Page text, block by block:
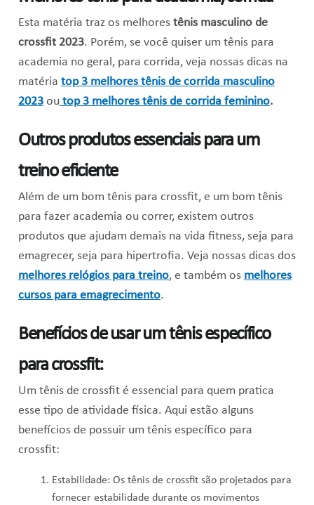
Esta matéria traz os melhores tênis masculino de
crossfit 2023. Porém, se você quiser um tênis para
academia no geral, para corrida, veja nossas dicas na
matéria top 3 melhores tênis de corrida masculino
2023ou top 3 melhores tênis de corrida feminino.
Outros produtos essenciais para um
treino eficiente
Além de um bom tênis para crossfit, e um bom tênis
para fazer academia ou correr, existem outros
produtos que ajudam demais na vida fitness, seja para
emagrecer, seja para hipertrofia. Veja nossas dicas dos
melhores relógios para treino, e também os melhores
cursos para emagrecimento.
Benefícios de usar um tênis específico
para crossfit:
Um tênis de crossfit é essencial para quem pratica
esse tipo de atividade física. Aqui estão alguns
benefícios de possuir um tênis específico para
crossfit:
Estabilidade: Os tênis de crossfit são projetados para
fornecer estabilidade durante os movimentos